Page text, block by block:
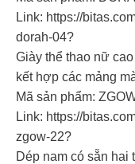
Link: https://
dorah-04?
Giày thể thao nữ
kết hợp các mảng
Mã sản phẩm:
Link: https://
zgow-22?
Dép nam có sẵn hai